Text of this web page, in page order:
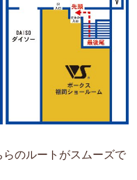
のルートがスムーズで